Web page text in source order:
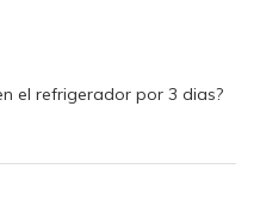
el refrigerador por 3 dias?